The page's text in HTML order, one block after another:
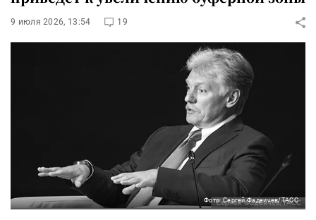
9 июля 2026, 13:54 19
Фото: Сергей Фадеичев/ТАСС